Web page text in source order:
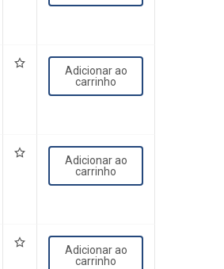
Adicionar ao
carrinho
Adicionar ao
carrinho
Adicionar ao
carrinho